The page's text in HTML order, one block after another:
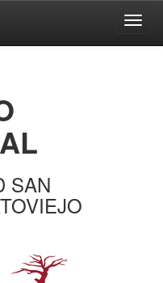
SAN